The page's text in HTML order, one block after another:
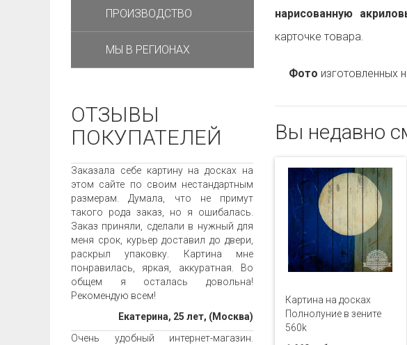
нарисованную
карточке товара.
Фото изготовленных
Вы недавно
Картина на досках
Полнолуние в зените
560k
ПРОИЗВОДСТВО
МЫ В РЕГИОНАХ
ОТЗЫВЫ
ПОКУПАТЕЛЕЙ
Заказала себе картину на досках на
этом сайте по своим нестандартным
размерам. Думала, что не примут
такого рода заказ, но я ошибалась.
Заказ приняли, сделали в нужный для
меня срок, курьер доставил до двери,
раскрыл упаковку. Картина мне
понравилась, яркая, аккуратная. Во
общем я осталась довольна!
Рекомендую всем!
Екатерина, 25 лет, (Москва)
Очень удобный интернет-магазин.